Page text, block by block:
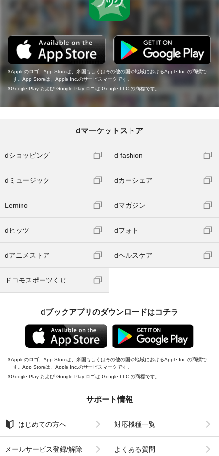
Appleのロゴ、App Storeは、米国もしくはその他の国や地域におけるApple Inc.の商標で
す。App Storeは、Apple Inc.のサービスマークです。
Google Play および Google Play ロゴは Google LLC の商標です。
dマーケットストア
dショッピング d fashion
dミュージック dカーシェア
Lemino dマガジン
dヒッツ dフォト
dアニメストア dヘルスケア
ドコモスポーツくじ
dブックアプリのダウンロードはコチラ
Appleのロゴ、App Storeは、米国もしくはその他の国や地域におけるApple Inc.の商標で
す。App Storeは、Apple Inc.のサービスマークです。
Google Play および Google Play ロゴは Google LLC の商標です。
サポート情報
はじめての方へ 対応機種一覧
メールサービス登録/解除 よくある質問